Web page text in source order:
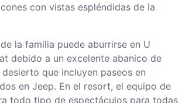
con vistas espléndidas de la
la familia puede aburrirse en U
debido a un excelente abanico de
que incluyen paseos en
en Jeep. En el resort, el equipo de
todo tipo de espectáculos para todas